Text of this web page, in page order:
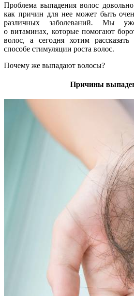
Проблема выпадения волос довольно
как причин для нее может быть
различных заболеваний. Мы
о витаминах, которые помогают
волос, а сегодня хотим
способе стимуляции роста волос.
Почему же выпадают волосы?
Причины